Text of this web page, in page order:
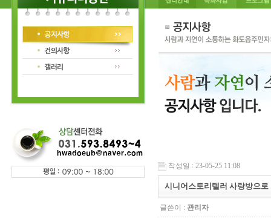
작성일 : 23-05-25 11:08
시니어스토리텔러 사랑방으
글쓴이 : 관리자